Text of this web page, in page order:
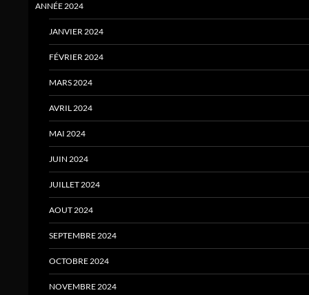
ANNÉE 2024
JANVIER 2024
FÉVRIER 2024
MARS 2024
AVRIL 2024
MAI 2024
JUIN 2024
JUILLET 2024
AOUT 2024
SEPTEMBRE 2024
OCTOBRE 2024
NOVEMBRE 2024